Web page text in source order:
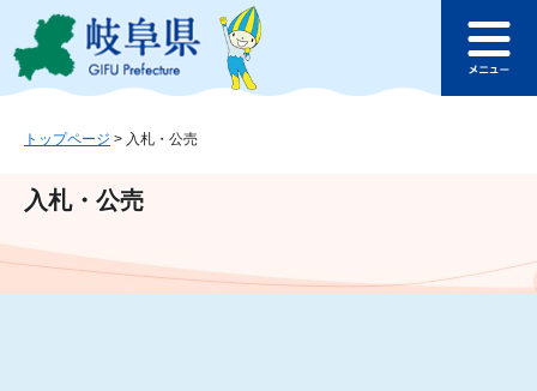
ジ
ュ
文
このページの本文へ
ュ
トップページ > 入札・公売
入札・公売